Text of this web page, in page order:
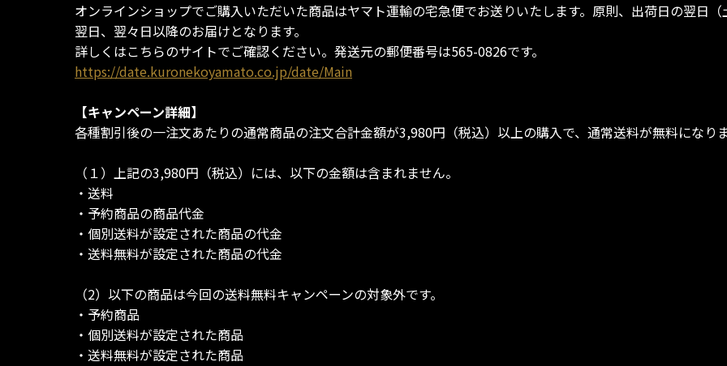
オンラインショップでご購入いただいた商品はヤマト運輸の宅急便でお送りいたします。原則、出荷日の翌日
翌日、翌々日以降のお届けとなります。
詳しくはこちらのサイトでご確認ください。発送元の郵便番号は565-0826です。
https://date.kuronekoyamato.co.jp/date/Main
【キャンペーン詳細】
各種割引後の一注文あたりの通常商品の注文合計金額が3,980円（税込）以上の購入で、通常送料が無料になり
（１）上記の3,980円（税込）には、以下の金額は含まれません。
・送料
・予約商品の商品代金
・個別送料が設定された商品の代金
・送料無料が設定された商品の代金
（2）以下の商品は今回の送料無料キャンペーンの対象外です。
・予約商品
・個別送料が設定された商品
・送料無料が設定された商品